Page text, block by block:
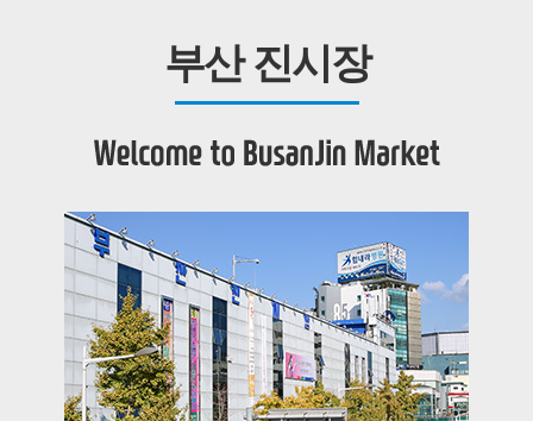
부산 진시장